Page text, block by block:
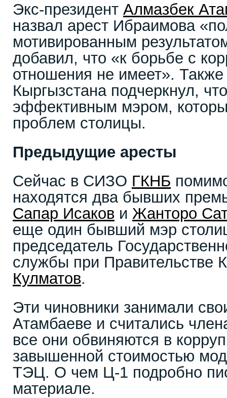
Экс-президент Алмазбек
назвал арест Ибраимова
мотивированным
добавил, что «к борьбе с
отношения не имеет».
Кыргызстана подчеркнул,
эффективным мэром,
проблем столицы.
Предыдущие аресты
Сейчас в СИЗО ГКНБ
находятся два бывших
Сапар Исаков и Жанторо
еще один бывший мэр
председатель
службы при Правительстве
Кулматов.
Эти чиновники занимали
Атамбаеве и считались
все они обвиняются в
завышенной стоимостью
ТЭЦ. О чем Ц-1 подробно
материале.